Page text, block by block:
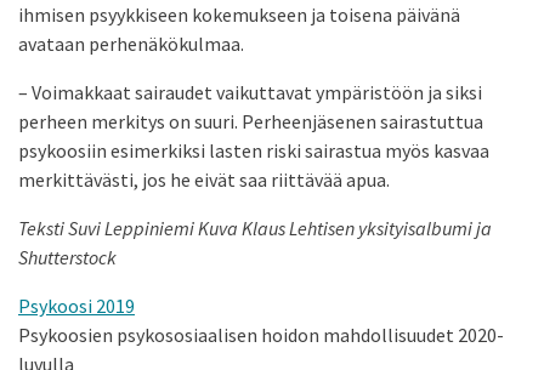
ihmisen psyykkiseen kokemukseen ja toisena päivänä
avataan perhenäkökulmaa.
– Voimakkaat sairaudet vaikuttavat ympäristöön ja siksi
perheen merkitys on suuri. Perheenjäsenen sairastuttua
psykoosiin esimerkiksi lasten riski sairastua myös kasvaa
merkittävästi, jos he eivät saa riittävää apua.
Teksti Suvi Leppiniemi Kuva Klaus Lehtisen yksityisalbumi ja
Shutterstock
Psykoosi 2019
Psykoosien psykososiaalisen hoidon mahdollisuudet 2020-
luvulla